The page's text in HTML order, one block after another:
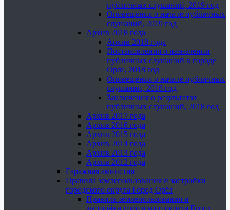
публичных слушаний, 2019 год
Оповещения о начале публичных
слушаний, 2019 год
Архив 2018 года
Архив 2018 года
Постановления о назначении
публичных слушаний в городе
Орле, 2018 год
Оповещения о начале публичных
слушаний, 2018 год
Заключения о результатах
публичных слушаний, 2018 год
Архив 2017 года
Архив 2016 года
Архив 2015 года
Архив 2014 года
Архив 2013 года
Архив 2012 года
Гаражная амнистия
Правила землепользования и застройки
городского округа Город Орёл
Правила землепользования и
застройки городского округа Город